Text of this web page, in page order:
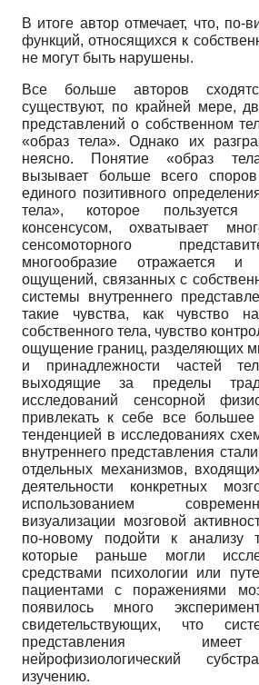
В итоге автор отмечает, что, по-
функций, относящихся к
не могут быть нарушены.
Все больше авторов
существуют, по крайней мере,
представлений о собственном
«образ тела». Однако их
неясно. Понятие «образ
вызывает больше всего споров
единого позитивного
тела», которое
консенсусом, охватывает
сенсомоторного
многообразие отражается и
ощущений, связанных с
системы внутреннего
такие чувства, как чувство
собственного тела, чувство
ощущение границ, разделяющих
и принадлежности частей
выходящие за пределы
исследований сенсорной
привлекать к себе все
тенденцией в исследованиях
внутреннего представления
отдельных механизмов,
деятельности конкретных
использованием
визуализации мозговой
по-новому подойти к анализу
которые раньше могли
средствами психологии или
пациентами с поражениями
появилось много
свидетельствующих, что
представления
нейрофизиологический
изучению.